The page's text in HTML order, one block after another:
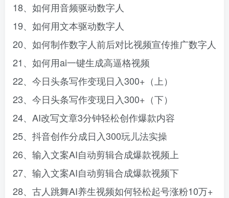
18、如何用音频驱动数字人
19、如何用文本驱动数字人
20、如何制作数字人前后对比视频宣传推广数字人
21、如何用ai一键生成高逼格视频
22、今日头条写作变现日入300+（上）
23、今日头条写作变现日入300+（下）
24、AI改写文章3分钟轻松创作爆款内容
25、抖音创作分成日入300玩儿法实操
26、输入文案AI自动剪辑合成爆款视频上
27、输入文案AI自动剪辑合成爆款视频下
28、古人跳舞AI养生视频如何轻松起号涨粉10万+